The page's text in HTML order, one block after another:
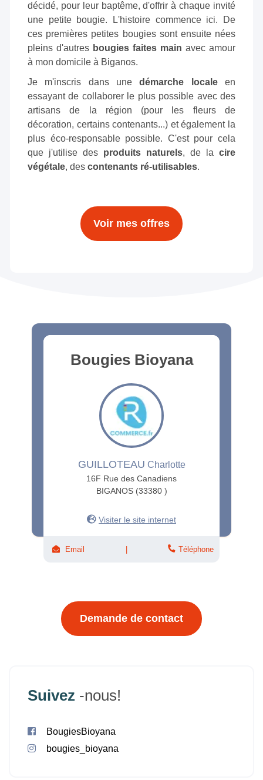
décidé, pour leur baptême, d'offrir à chaque invité
une petite bougie. L'histoire commence ici. De
ces premières petites bougies sont ensuite nées
pleins d'autres bougies faites main avec amour
à mon domicile à Biganos.
Je m'inscris dans unedémarche localeen
essayant de collaborer le plus possible avec des
artisans de la région (pour les fleurs de
décoration, certains contenants...) et également la
plus éco-responsable possible. C'est pour cela
que j'utilise des produits naturels, de la cire
végétale, des contenants ré-utilisables.
Voir mes offres
Bougies Bioyana
GUILLOTEAU Charlotte
16F Rue des Canadiens
BIGANOS (33380 )
Visiter le site internet
Email Téléphone
Demande de contact
Suivez -nous!
BougiesBioyana
bougies_bioyana